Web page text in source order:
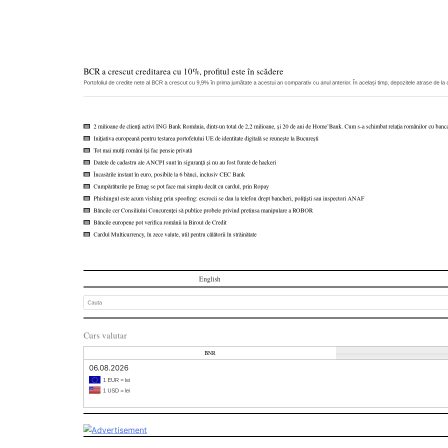
BCR a crescut creditarea cu 10%, profitul este în scădere
Portofoliul de credite nete al BCR a crescut cu 9,9% în prima jumătate a acestui an comparativ cu anul anterior. În același timp, depozitele atrase de la
2 milioane de clienți activi ING Bank România, dintr-un total de 2,2 milioane, și 20 de ani de Home’Bank. Cum s-a schimbat relația românilor cu
Inițiativa europeană pentru testarea portofelului UE de identitate digitală se reunește la București
Tot mai mulți români își fac pensie privată
Datele de cadastru ale ANCPI sunt în siguranță și nu au fost furate de hackeri
Încasările instant în euro, posibile la 6 bănci, inclusiv CEC Bank
Cumpărăturile pe Emag se pot face mai simplu decât cu cardul, prin Ropay
Phishingul este acum vishing prin spoofing: escrocii se dau la telefon drept bancheri, polițiști sau inspectori ANAF
Băncile cer Consiliului Concurenței să publice probele privind pretinsa manipulare a ROBOR
Băncile europene pot verifica românii la Biroul de Credit
Cardul Multicurrency, în zece valute, util pentru călătorii în străinătate
English
Curs valutar
BNR
06.08.2026
1 EUR = lei
1 USD = lei